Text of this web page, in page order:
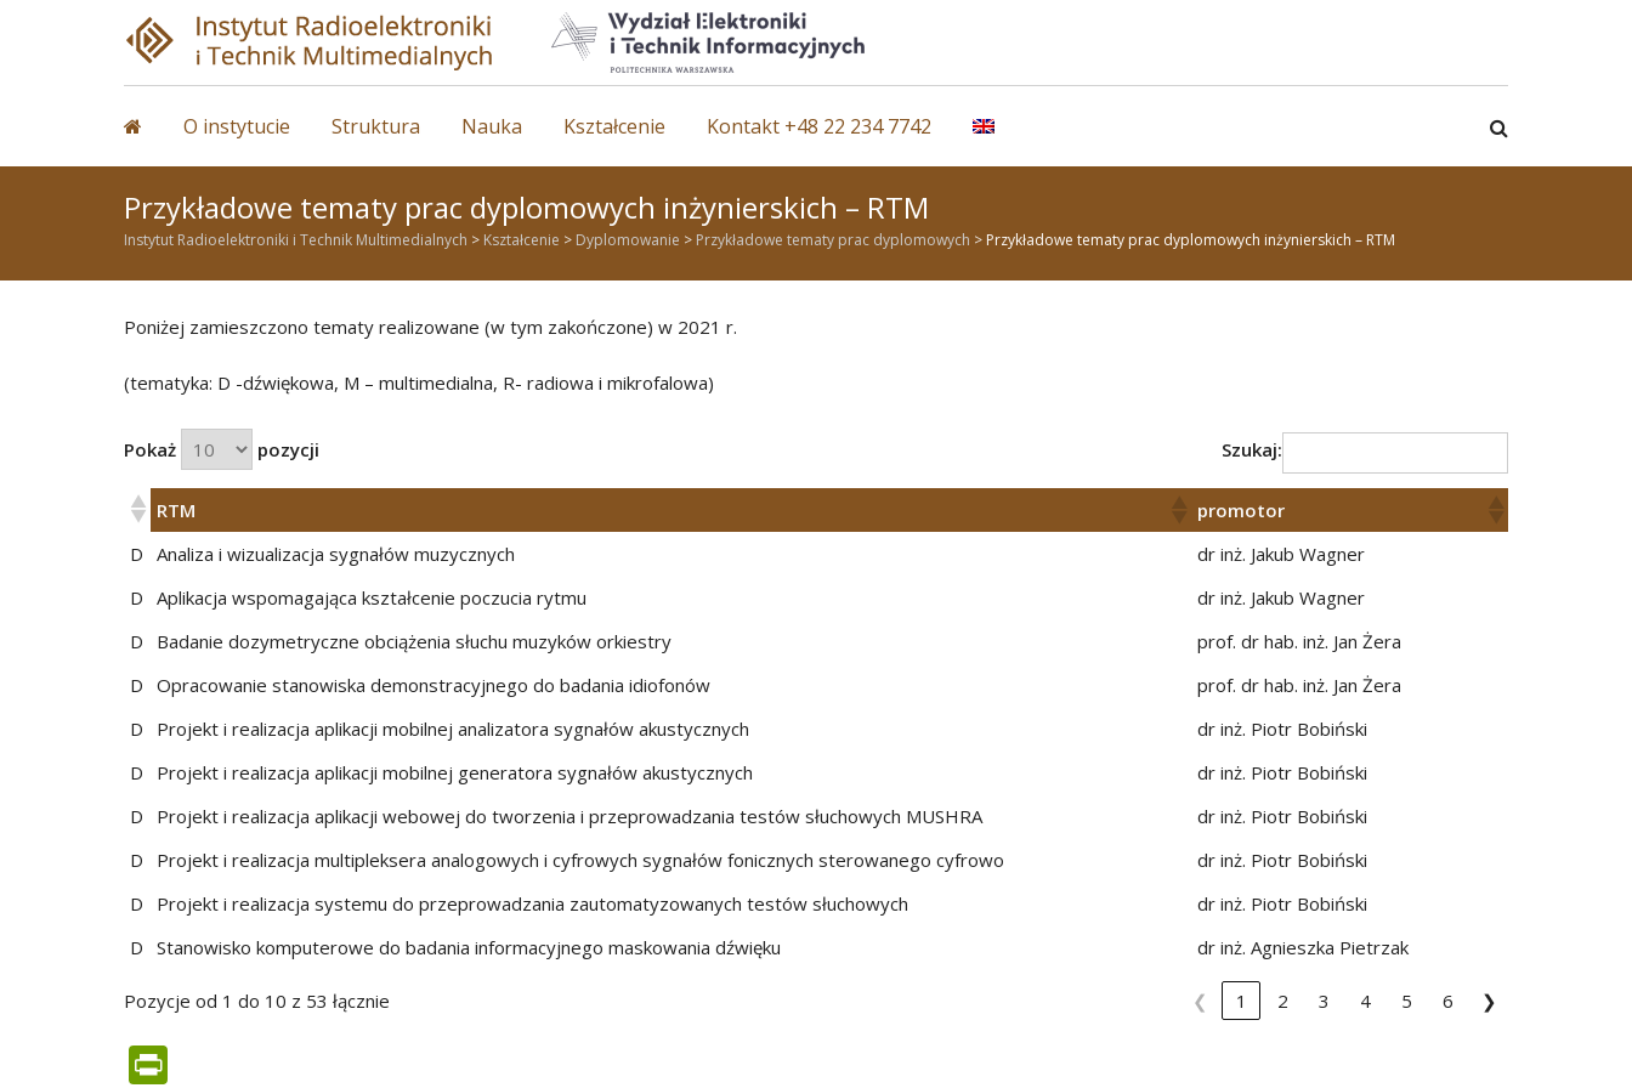
O instytucie Struktura Nauka Kształcenie Kontakt +48 22 234 7742
Przykładowe tematy prac dyplomowych inżynierskich – RTM
Instytut Radioelektroniki i Technik Multimedialnych > Kształcenie > Dyplomowanie > Przykładowe tematy prac dyplomowych > Przykładowe tematy prac dyplomowych inżynierskich – RTM
Poniżej zamieszczono tematy realizowane (w tym zakończone) w 2021 r.
(tematyka: D -dźwiękowa, M – multimedialna, R- radiowa i mikrofalowa)
Pokaż pozycji Szukaj:
RTM
promotor
D Analiza i wizualizacja sygnałów muzycznych
dr inż. Jakub Wagner
D Aplikacja wspomagająca kształcenie poczucia rytmu
dr inż. Jakub Wagner
D
Badanie dozymetryczne obciążenia słuchu muzyków orkiestry
prof. dr hab. inż. Jan Żera
D Opracowanie stanowiska demonstracyjnego do badania idiofonów
prof. dr hab. inż. Jan Żera
D
Projekt i realizacja aplikacji mobilnej analizatora sygnałów akustycznych
dr inż. Piotr Bobiński
D
Projekt i realizacja aplikacji mobilnej generatora sygnałów akustycznych
dr inż. Piotr Bobiński
D
Projekt i realizacja aplikacji webowej do tworzenia i przeprowadzania testów słuchowych MUSHRA
dr inż. Piotr Bobiński
D
Projekt i realizacja multipleksera analogowych i cyfrowych sygnałów fonicznych sterowanego cyfrowo
dr inż. Piotr Bobiński
D
Projekt i realizacja systemu do przeprowadzania zautomatyzowanych testów słuchowych
dr inż. Piotr Bobiński
D Stanowisko komputerowe do badania informacyjnego maskowania dźwięku dr inż. Agnieszka Pietrzak
Pozycje od 1 do 10 z 53 łącznie ❮ 1 2 3 4 5 6 ❯